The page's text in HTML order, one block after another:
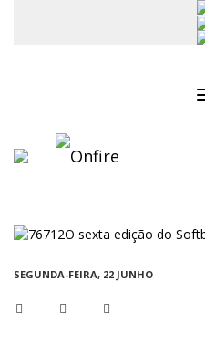
SEGUNDA-FEIRA, 22 JUNHO